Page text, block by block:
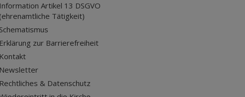
Information Artikel 13 DSGVO
(ehrenamtliche Tätigkeit)
Schematismus
Erklärung zur Barrierefreiheit
Kontakt
Newsletter
Rechtliches & Datenschutz